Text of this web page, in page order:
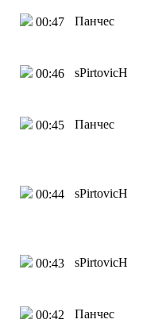
00:47 Панчес
00:46 sPirtovicH
00:45 Панчес
00:44 sPirtovicH
00:43 sPirtovicH
00:42 Панчес